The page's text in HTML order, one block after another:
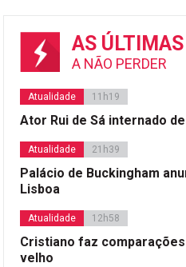
AS ÚLTIMAS
A NÃO PERDER
Atualidade 11h19
Ator Rui de Sá internado
Atualidade 21h39
Palácio de Buckingham
Lisboa
Atualidade 12h58
Cristiano faz
velho